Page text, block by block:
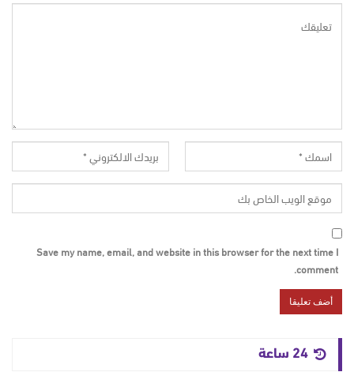
Save my name, email, and website in this browser for the next time I
comment.